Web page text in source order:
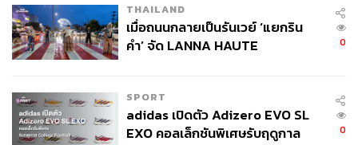
THAILAND
เมื่อถนนกลายเป็นรันเวย์ ‘แยกริน
คำ’ จัด LANNA HAUTE
0
SPORT
adidas เปิดตัว Adizero EVO SL
EXO คอลเล็กชันพิเศษรับฤดูกาล
0